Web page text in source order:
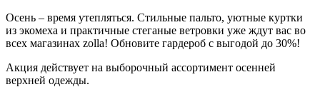
Осень – время утепляться. Стильные пальто, уютные куртки
из экомеха и практичные стеганые ветровки уже ждут вас во
всех магазинах zolla! Обновите гардероб с выгодой до 30%!
Акция действует на выборочный ассортимент осенней
верхней одежды.